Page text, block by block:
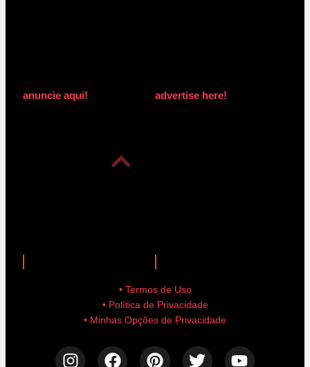
anuncie aqui! advertise here!
• Termos de Uso
• Política de Privacidade
• Minhas Opções de Privacidade